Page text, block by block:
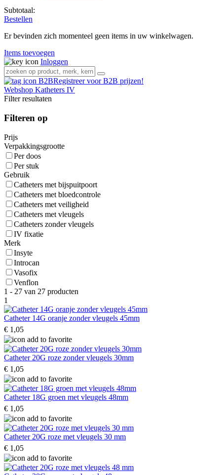
Subtotaal:
Bestellen
Er bevinden zich momenteel geen items in uw winkelwagen.
Items toevoegen
Inloggen
Registreer voor B2B prijzen!
Webshop Katheters IV
Filter resultaten
Filteren op
Prijs
Verpakkingsgrootte
Per doos
Per stuk
Gebruik
Catheters met bijspuitpoort
Catheters met bloedcontrole
Catheters met veiligheid
Catheters met vleugels
Catheters zonder vleugels
IV fixatie
Merk
Insyte
Introcan
Vasofix
Venflon
1 - 27 van 27 producten
1
Catheter 14G oranje zonder vleugels 45mm
€ 1,05
Catheter 20G roze zonder vleugels 30mm
€ 1,05
Catheter 18G groen met vleugels 48mm
€ 1,05
Catheter 20G roze met vleugels 30 mm
€ 1,05